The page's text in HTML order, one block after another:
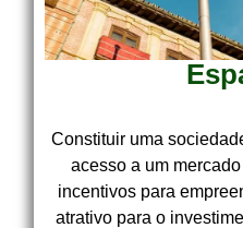
Constituir uma
acesso a um
incentivos para
atrativo para o